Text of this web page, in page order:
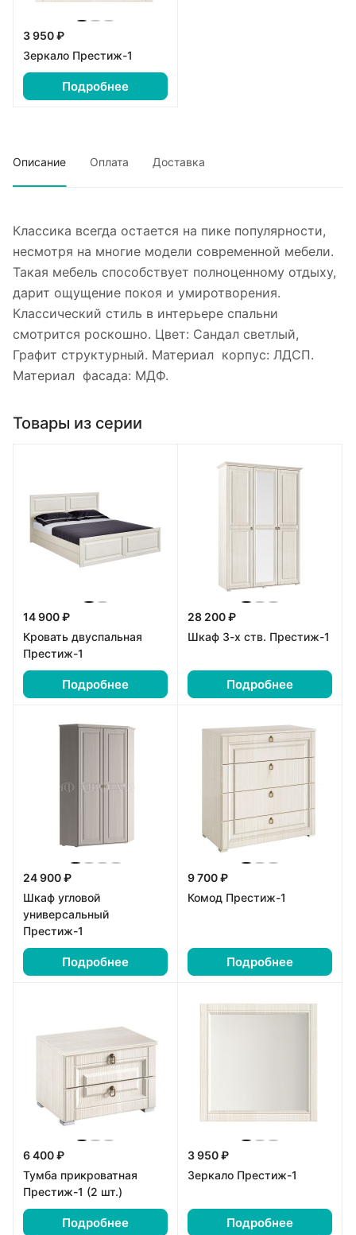
3 950 ₽
Зеркало Престиж-1
Подробнее
Описание Оплата Доставка
Классика всегда остается на пике популярности,
несмотря на многие модели современной мебели.
Такая мебель способствует полноценному отдыху,
дарит ощущение покоя и умиротворения.
Классический стиль в интерьере спальни
смотрится роскошно. Цвет: Сандал светлый,
Графит структурный. Материал корпус: ЛДСП.
Материал фасада: МДФ.
Товары из серии
14 900 ₽
Кровать двуспальная
Престиж-1
Подробнее
28 200 ₽
Шкаф 3-х ств. Престиж-1
Подробнее
24 900 ₽
Шкаф угловой
универсальный
Престиж-1
Подробнее
9 700 ₽
Комод Престиж-1
Подробнее
6 400 ₽
Тумба прикроватная
Престиж-1 (2 шт.)
Подробнее
3 950 ₽
Зеркало Престиж-1
Подробнее